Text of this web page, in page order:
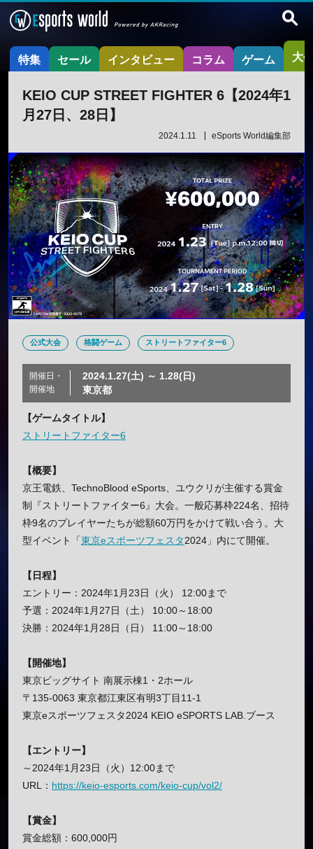
特集 セール インタビュー コラム ゲーム 大
KEIO CUP STREET FIGHTER 6【2024年1
月27日、28日】
2024.1.11 eSports World編集部
公式大会 格闘ゲーム ストリートファイター6
開催日・
開催地
2024.1.27(土) ～ 1.28(日)
東京都
【ゲームタイトル】
ストリートファイター6
【概要】
京王電鉄、TechnoBlood eSports、ユウクリが主催する賞金
制『ストリートファイター6』大会。一般応募枠224名、招待
枠9名のプレイヤーたちが総額60万円をかけて戦い合う。大
型イベント「東京eスポーツフェスタ2024」内にて開催。
【日程】
エントリー：2024年1月23日（火） 12:00まで
予選：2024年1月27日（土） 10:00～18:00
決勝：2024年1月28日（日） 11:00～18:00
【開催地】
東京ビッグサイト 南展示棟1・2ホール
〒135-0063 東京都江東区有明3丁目11-1
東京eスポーツフェスタ2024 KEIO eSPORTS LAB.ブース
【エントリー】
～2024年1月23日（火）12:00まで
URL： https://keio-esports.com/keio-cup/vol2/
【賞金】
賞金総額：600,000円